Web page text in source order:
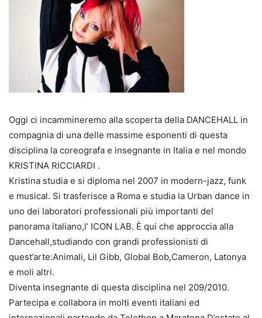
Oggi ci incammineremo alla scoperta della DANCEHALL in
compagnia di una delle massime esponenti di questa
disciplina la coreografa e insegnante in Italia e nel mondo
KRISTINA RICCIARDI .
Kristina studia e si diploma nel 2007 in modern-jazz, funk
e musical. Si trasferisce a Roma e studia la Urban dance in
uno dei laboratori professionali più importanti del
panorama italiano,l’ ICON LAB. È qui che approccia alla
Dancehall,studiando con grandi professionisti di
quest’arte:Animali, Lil Gibb, Global Bob,Cameron, Latonya
e moli altri.
Diventa insegnante di questa disciplina nel 209/2010.
Partecipa e collabora in molti eventi italiani ed